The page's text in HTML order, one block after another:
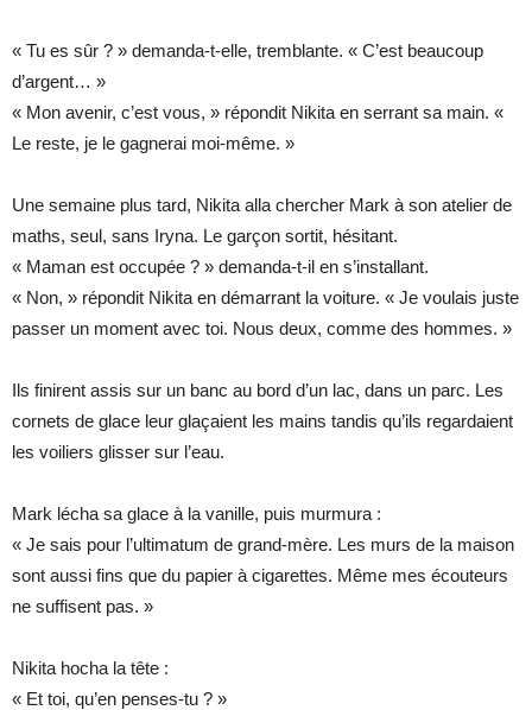
« Tu es sûr ? » demanda-t-elle, tremblante. « C’est beaucoup
d’argent… »
« Mon avenir, c’est vous, » répondit Nikita en serrant sa main. «
Le reste, je le gagnerai moi-même. »
Une semaine plus tard, Nikita alla chercher Mark à son atelier de
maths, seul, sans Iryna. Le garçon sortit, hésitant.
« Maman est occupée ? » demanda-t-il en s’installant.
« Non, » répondit Nikita en démarrant la voiture. « Je voulais juste
passer un moment avec toi. Nous deux, comme des hommes. »
Ils finirent assis sur un banc au bord d’un lac, dans un parc. Les
cornets de glace leur glaçaient les mains tandis qu’ils regardaient
les voiliers glisser sur l’eau.
Mark lécha sa glace à la vanille, puis murmura :
« Je sais pour l’ultimatum de grand-mère. Les murs de la maison
sont aussi fins que du papier à cigarettes. Même mes écouteurs
ne suffisent pas. »
Nikita hocha la tête :
« Et toi, qu’en penses-tu ? »